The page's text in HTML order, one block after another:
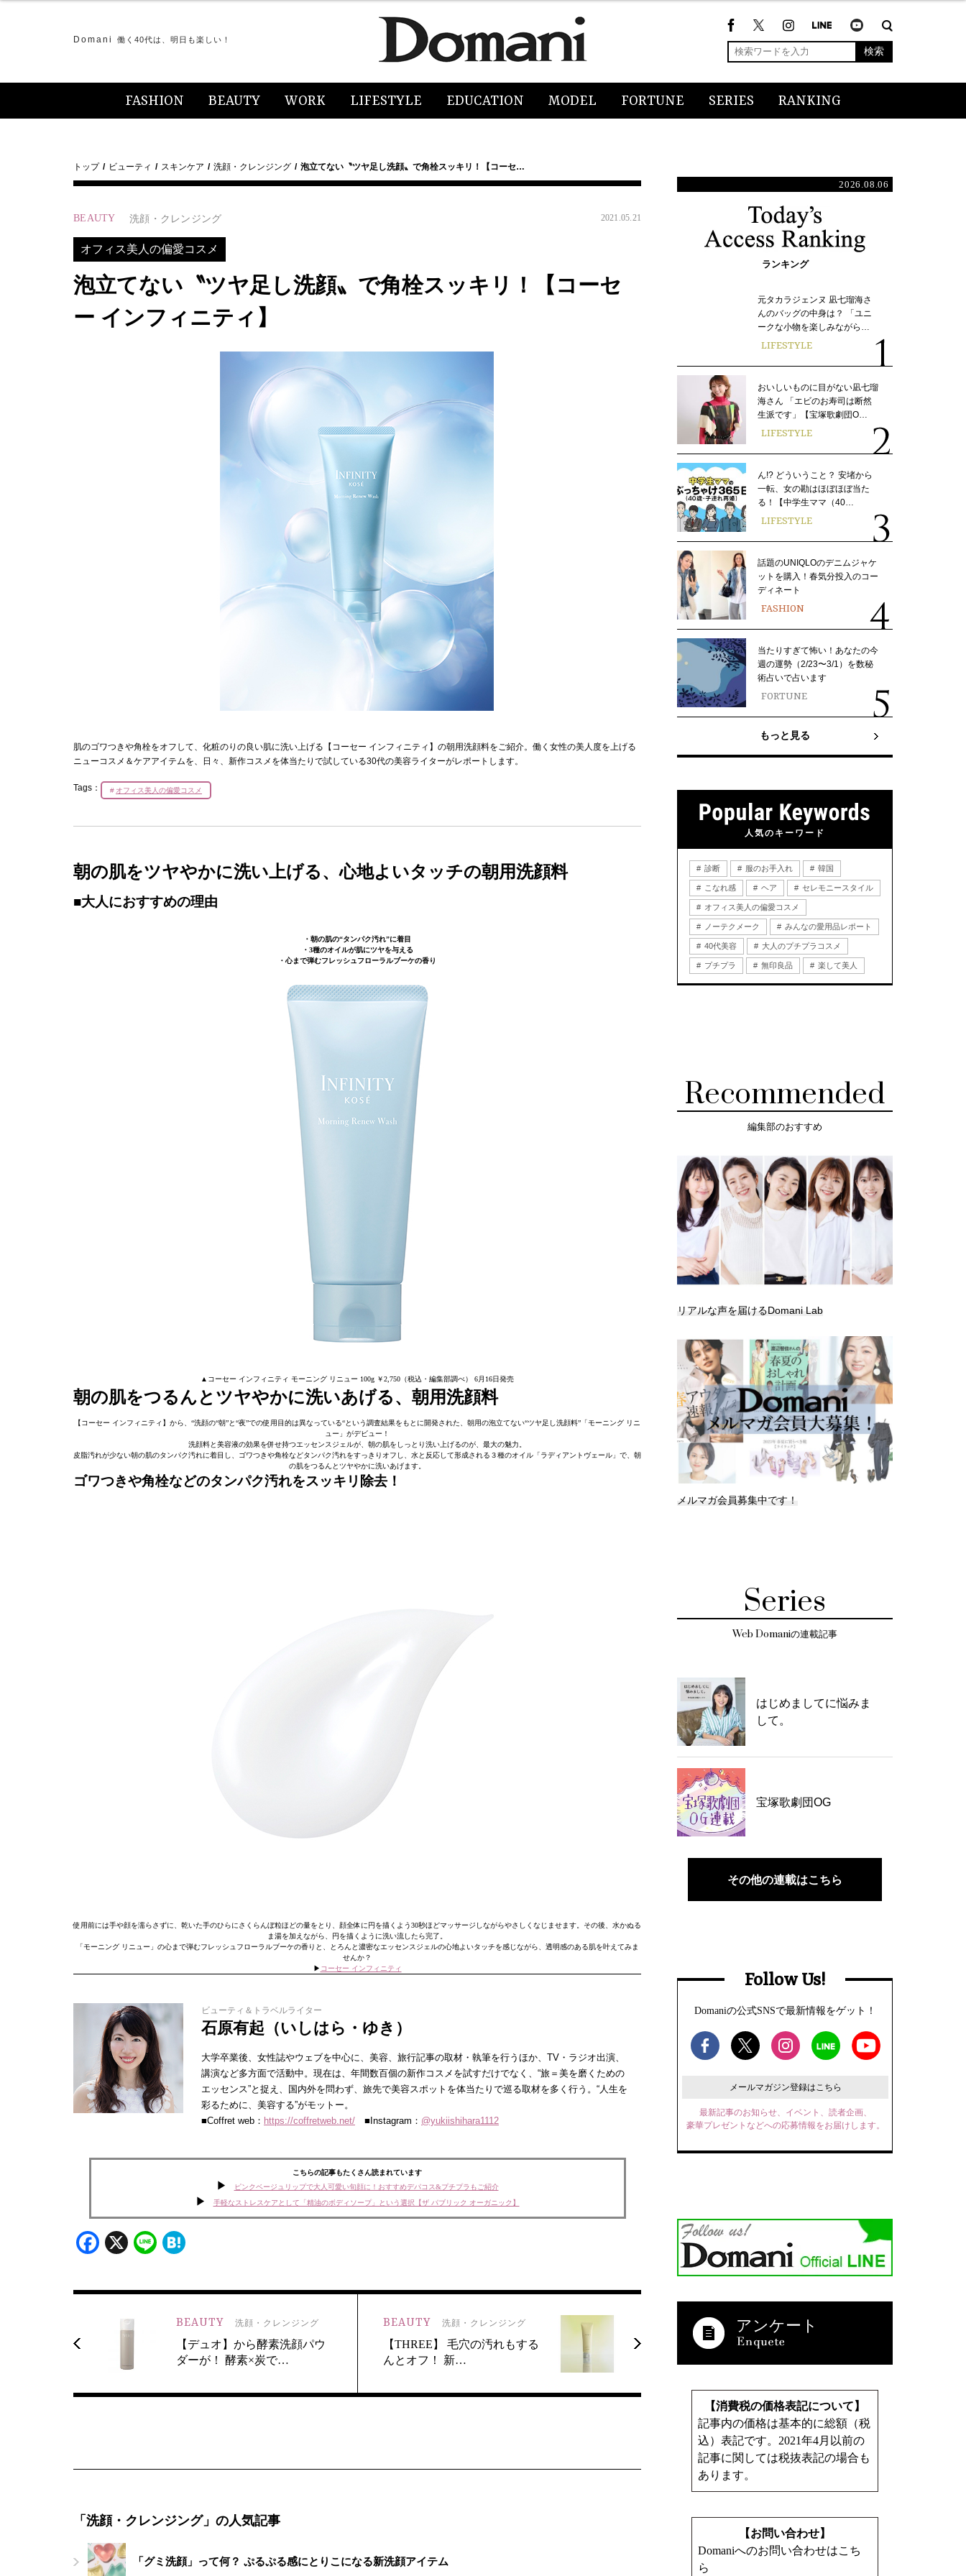
Domani 働く40代は、明日も楽しい！
検索
FASHION BEAUTY WORK LIFESTYLE EDUCATION MODEL FORTUNE SERIES RANKING
トップ ビューティ スキンケア 洗顔・クレンジング 泡立てない〝ツヤ足し洗顔〟で角栓スッキリ！【コーセ…
BEAUTY 洗顔・クレンジング 2021.05.21
オフィス美人の偏愛コスメ
泡立てない〝ツヤ足し洗顔〟で角栓スッキリ！【コーセ
ー インフィニティ】
肌のゴワつきや角栓をオフして、化粧のりの良い肌に洗い上げる【コーセー インフィニティ】の朝用洗顔料をご紹介。働く女性の美人度を上げる
ニューコスメ＆ケアアイテムを、日々、新作コスメを体当たりで試している30代の美容ライターがレポートします。
Tags： オフィス美人の偏愛コスメ
朝の肌をツヤやかに洗い上げる、心地よいタッチの朝用洗顔料
■大人におすすめの理由
・朝の肌の“タンパク汚れ”に着目
・3種のオイルが肌にツヤを与える
・心まで弾むフレッシュフローラルブーケの香り
▲コーセー インフィニティ モーニング リニュー 100g ￥2,750（税込・編集部調べ） 6月16日発売
朝の肌をつるんとツヤやかに洗いあげる、朝用洗顔料
【コーセー インフィニティ】から、“洗顔の“朝”と“夜”での使用目的は異なっている“という調査結果をもとに開発された、朝用の泡立てない“ツヤ足し洗顔料”「モーニング リニ
ュー」がデビュー！
洗顔料と美容液の効果を併せ持つエッセンスジェルが、朝の肌をしっとり洗い上げるのが、最大の魅力。
皮脂汚れが少ない朝の肌のタンパク汚れに着目し、ゴワつきや角栓などタンパク汚れをすっきりオフし、水と反応して形成される３種のオイル「ラディアントヴェール」で、朝
の肌をつるんとツヤやかに洗いあげます。
ゴワつきや角栓などのタンパク汚れをスッキリ除去！
使用前には手や顔を濡らさずに、乾いた手のひらにさくらんぼ粒ほどの量をとり、顔全体に円を描くよう30秒ほどマッサージしながらやさしくなじませます。その後、水かぬる
ま湯を加えながら、円を描くように洗い流したら完了。
「モーニング リニュー」の心まで弾むフレッシュフローラルブーケの香りと、とろんと濃密なエッセンスジェルの心地よいタッチを感じながら、透明感のある肌を叶えてみま
せんか？
▶︎ コーセー インフィニティ
ビューティ＆トラベルライター
石原有起（いしはら・ゆき）
大学卒業後、女性誌やウェブを中心に、美容、旅行記事の取材・執筆を行うほか、TV・ラジオ出演、
講演など多方面で活動中。現在は、年間数百個の新作コスメを試すだけでなく、“旅＝美を磨くための
エッセンス”と捉え、国内外を問わず、旅先で美容スポットを体当たりで巡る取材を多く行う。“人生を
彩るために、美容する”がモットー。
■Coffret web： https://coffretweb.net/ ■Instagram： @yukiishihara1112
こちらの記事もたくさん読まれています
ピンクベージュリップで大人可愛い旬顔に！おすすめデパコス&プチプラもご紹介
手軽なストレスケアとして「精油のボディソープ」という選択【ザ パブリック オーガニック】
Facebook
X Line
BEAUTY 洗顔・クレンジング
【デュオ】から酵素洗顔パウ
ダーが！ 酵素×炭で…
BEAUTY 洗顔・クレンジング
【THREE】 毛穴の汚れもする
んとオフ！ 新…
「洗顔・クレンジング」の人気記事
「グミ洗顔」って何？ ぷるぷる感にとりこになる新洗顔アイテム
2026.08.06
ランキング
元タカラジェンヌ 凪七瑠海さ
んのバッグの中身は？ 「ユニ
ークな小物を楽しみながら…
LIFESTYLE
おいしいものに目がない凪七瑠
海さん 「エビのお寿司は断然
生派です」【宝塚歌劇団O…
LIFESTYLE
ん!? どういうこと？ 安堵から
一転、女の勘はほぼほぼ当た
る！【中学生ママ（40…
LIFESTYLE
話題のUNIQLOのデニムジャケ
ットを購入！春気分投入のコー
ディネート
FASHION
当たりすぎて怖い！あなたの今
週の運勢（2/23〜3/1）を数秘
術占いで占います
FORTUNE
もっと見る
人気のキーワード
診断 服のお手入れ 韓国
こなれ感 ヘア セレモニースタイル
オフィス美人の偏愛コスメ
ノーテクメーク みんなの愛用品レポート
40代美容 大人のプチプラコスメ
プチプラ 無印良品 楽して美人
Recommended
編集部のおすすめ
リアルな声を届けるDomani Lab
メルマガ会員募集中です！
Series
Web Domaniの連載記事
はじめましてに悩みま
して。
宝塚歌劇団OG
その他の連載はこちら
Follow Us!
Domaniの公式SNSで最新情報をゲット！
メールマガジン登録はこちら
最新記事のお知らせ、イベント、読者企画、
豪華プレゼントなどへの応募情報をお届けします。
アンケート
【消費税の価格表記について】
記事内の価格は基本的に総額（税
込）表記です。2021年4月以前の
記事に関しては税抜表記の場合も
あります。
【お問い合わせ】
Domaniへのお問い合わせはこち
ら